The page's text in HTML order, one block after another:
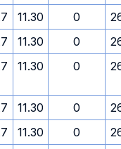
11.30 0
11.30 0
11.30 0
11.30 0
11.30 0